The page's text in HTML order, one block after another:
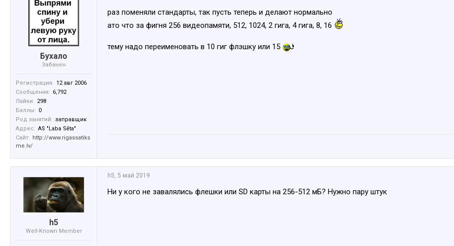
Бухало
Забанен
Регистрация: 12 авг 2006
Сообщения: 6,792
Лайки: 298
Баллы: 0
Род занятий: заправщик
Адрес: AS "Laba Sēta"
Сайт: http://www.rigassatiks
me.lv/
раз поменяли стандарты, так пусть теперь и делают нормально
ато что за фигня 256 видеопамяти, 512, 1024, 2 гига, 4 гига, 8, 16
тему надо переименовать в 10 гиг флэшку или 15
h5
Well-Known Member
h5 5 май 2019
Ни у кого не завалялись флешки или SD карты на 256-512 мБ? Нужно пару штук